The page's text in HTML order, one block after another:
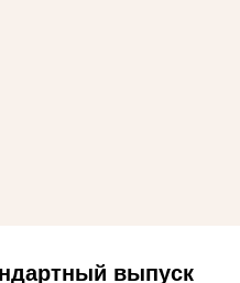
выпуск